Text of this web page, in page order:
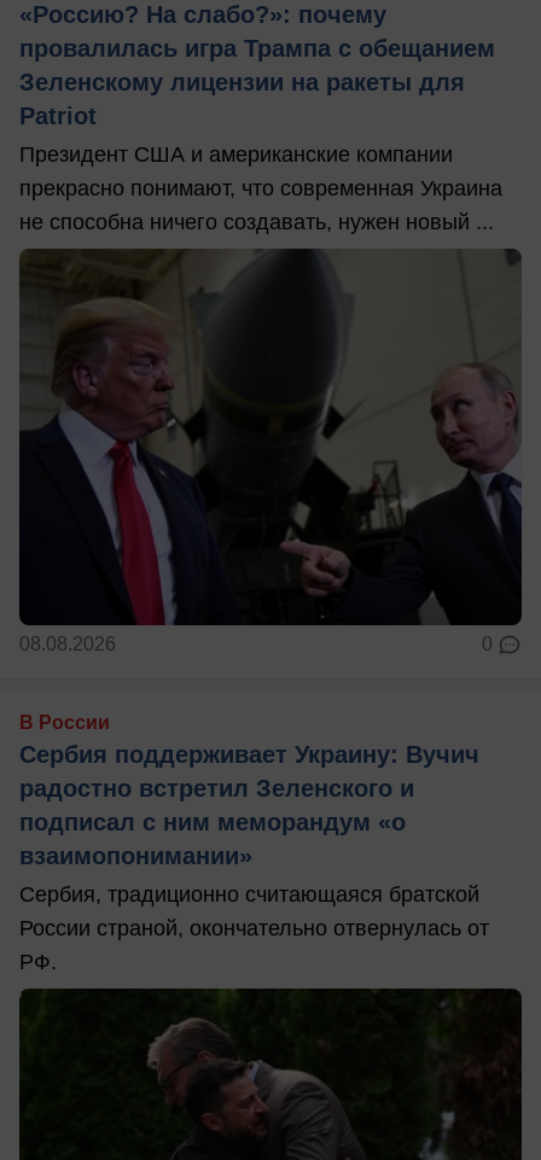
«Россию? На слабо?»: почему
провалилась игра Трампа с обещанием
Зеленскому лицензии на ракеты для
Patriot
Президент США и американские компании
прекрасно понимают, что современная Украина
не способна ничего создавать, нужен новый ...
08.08.2026 0
В России
Сербия поддерживает Украину: Вучич
радостно встретил Зеленского и
подписал с ним меморандум «о
взаимопонимании»
Сербия, традиционно считающаяся братской
России страной, окончательно отвернулась от
РФ.